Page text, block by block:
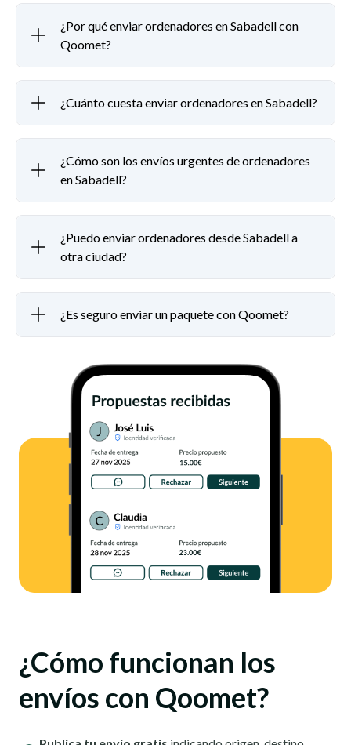
¿Por qué enviar ordenadores en Sabadell con
Qoomet?
¿Cuánto cuesta enviar ordenadores en Sabadell?
¿Cómo son los envíos urgentes de ordenadores
en Sabadell?
¿Puedo enviar ordenadores desde Sabadell a
otra ciudad?
¿Es seguro enviar un paquete con Qoomet?
¿Cómo funcionan los
envíos con Qoomet?